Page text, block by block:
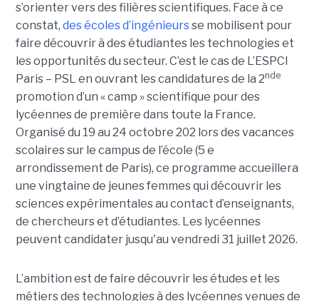
s’orienter vers des filières scientifiques. Face à ce
constat, des écoles d’ingénieursse mobilisent pour
faire découvrir à des étudiantes les technologies et
les opportunités du secteur. C’est le cas de L’ESPCI
Paris – PSL en ouvrant les candidatures de la 2nde
promotion d’un « camp » scientifique pour des
lycéennes de première dans toute la France.
Organisé du 19 au 24 octobre 202 lors des vacances
scolaires sur le campus de l’école (5 e
arrondissement de Paris), ce programme accueillera
une vingtaine de jeunes femmes qui découvrir les
sciences expérimentales au contact d’enseignants,
de chercheurs et d’étudiantes. Les lycéennes
peuvent candidater jusqu'au vendredi 31 juillet 2026.
L’ambition est de faire découvrir les études et les
métiers des technologies à des lycéennes venues de